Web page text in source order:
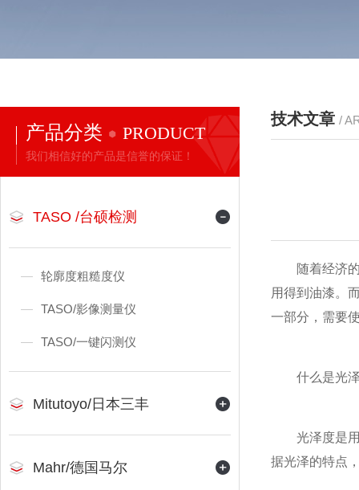
产品分类 PRODUCT
我们相信好的产品是信誉的保证！
TASO /台硕检测
轮廓度粗糙度仪
TASO/影像测量仪
TASO/一键闪测仪
Mitutoyo/日本三丰
Mahr/德国马尔
技术文章 /
随着经济的
用得到油漆。
一部分，需要
什么是光
光泽度是用
据光泽的特点